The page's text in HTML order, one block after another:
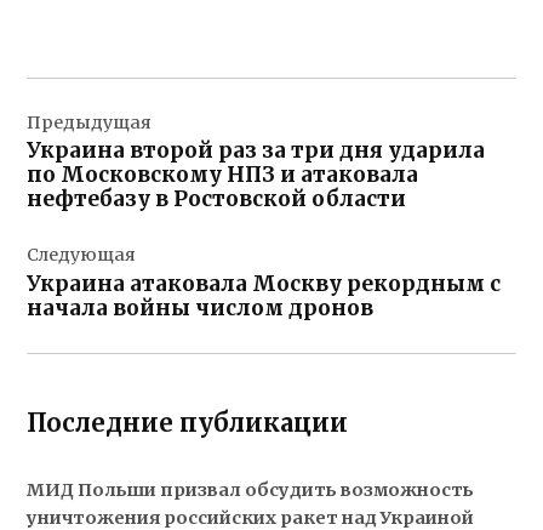
по
записям
Предыдущая
Украина второй раз за три дня ударила
по Московскому НПЗ и атаковала
нефтебазу в Ростовской области
Следующая
Украина атаковала Москву рекордным с
начала войны числом дронов
Последние публикации
МИД Польши призвал обсудить возможность
уничтожения российских ракет над Украиной